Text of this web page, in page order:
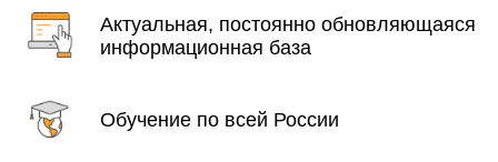
Актуальная, постоянно обновляющаяся
информационная база
Обучение по всей России